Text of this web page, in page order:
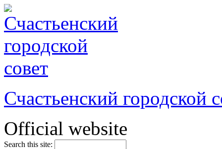
Счастьенский городской
Official website
Search this site: